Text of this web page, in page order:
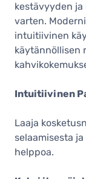
kestävyyden
varten.
intuitiivinen
käytännöllisen
Intuitiivinen
Laaja
selaamisesta
helppoa.